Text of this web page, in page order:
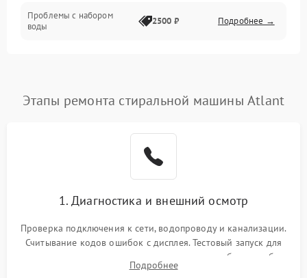
Проблемы с набором
воды
2500 ₽ Подробнее →
Замена платы управления Подробнее →
Этапы ремонта стиральной машины Atlant
1. Диагностика и внешний осмотр
Проверка подключения к сети, водопроводу и канализации.
Считывание кодов ошибок с дисплея. Тестовый запуск для
выявления посторонних шумов, протечек или сбоев в работе
электронного модуля управления.
Подробнее